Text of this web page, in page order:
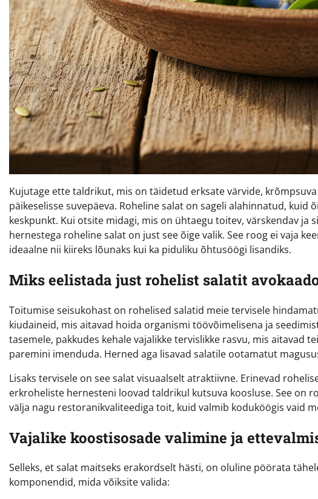
Kujutage ette taldrikut, mis on täidetud erksate värvide,
päikeselisse suvepäeva. Roheline salat on sageli alahinnatud, kuid
keskpunkt. Kui otsite midagi, mis on ühtaegu toitev, värskendav ja
hernestega roheline salat on just see õige valik. See roog ei vaja
ideaalne nii kiireks lõunaks kui ka piduliku õhtusöögi lisandiks.
Miks eelistada just rohelist salatit
Toitumise seisukohast on rohelised salatid meie tervisele
kiudaineid, mis aitavad hoida organismi töövõimelisena ja
tasemele, pakkudes kehale vajalikke tervislikke rasvu, mis aitavad
paremini imenduda. Herned aga lisavad salatile ootamatut
Lisaks tervisele on see salat visuaalselt atraktiivne. Erinevad
erkroheliste hernesteni loovad taldrikul kutsuva koosluse. See on
välja nagu restoranikvaliteediga toit, kuid valmib koduköögis vaid
Vajalike koostisosade valimine ja
Selleks, et salat maitseks erakordselt hästi, on oluline pöörata
komponendid, mida võiksite valida: